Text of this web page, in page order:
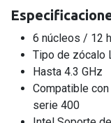
6 núcleos / 12
Tipo de zócalo
Hasta 4.3 GHz
Compatible
serie 400